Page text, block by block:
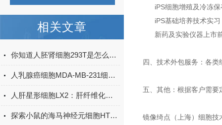
相关文章
你知道人胚肾细胞293T是怎么培育出来的吗？
人乳腺癌细胞MDA-MB-231细胞系的深度探索
人肝星形细胞LX2：肝纤维化与药物肝毒性的“星状细胞标尺”
探索小鼠的海马神经元细胞HT22在神经科学研究中的应用与潜力
iPS细胞增殖及冷冻保
iPS基础培养技术实习
新药及实验仪器上市
四、技术外包服务：各
五、其他：根据客户需要
镜像绮点（上海）细胞技